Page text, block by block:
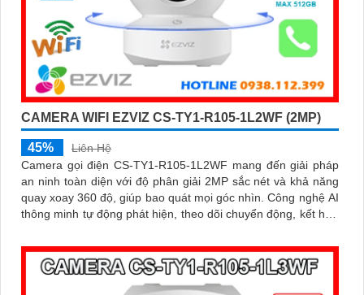
CAMERA WIFI EZVIZ CS-TY1-R105-1L2WF (2MP)
45%
Liên Hệ
Camera gọi điện CS-TY1-R105-1L2WF mang đến giải pháp
an ninh toàn diện với độ phân giải 2MP sắc nét và khả năng
quay xoay 360 độ, giúp bao quát mọi góc nhìn. Công nghệ AI
thông minh tự động phát hiện, theo dõi chuyển động, kết hợp